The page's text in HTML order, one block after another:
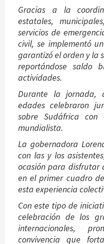
Gracias a la
estatales,
servicios de
civil, se implementó
garantizó el orden y la
reportándose saldo
actividades.
Durante la jornada,
edades celebraron
sobre Sudáfrica
mundialista.
La gobernadora
con las y los
ocasión para disfrutar
en el primer cuadro
esta experiencia
Con este tipo de
celebración de los
internacionales,
convivencia que